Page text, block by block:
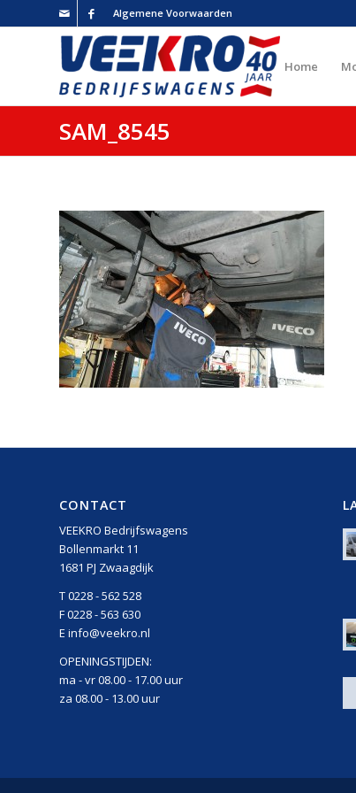
Algemene Voorwaarden
Home
SAM_8545
CONTACT
VEEKRO Bedrijfswagens
Bollenmarkt 11
1681 PJ Zwaagdijk
T 0228 - 562 528
F 0228 - 563 630
E info@veekro.nl
OPENINGSTIJDEN:
ma - vr 08.00 - 17.00 uur
za 08.00 - 13.00 uur